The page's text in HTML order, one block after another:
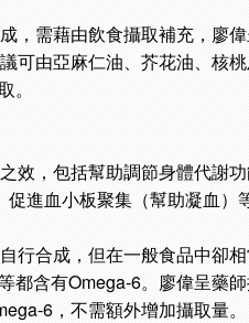
，需藉由飲食攝取補充，廖偉
可由亞麻仁油、芥花油、核
。
效，包括幫助調節身體代謝
進血小板聚集（幫助凝血）等
行合成，但在一般食品中卻
都含有Omega-6。廖偉呈藥師
6，不需額外增加攝取量。